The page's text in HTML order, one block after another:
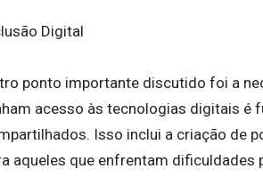
Digital
ponto importante discutido foi a
acesso às tecnologias digitais é
Isso inclui a criação de
aqueles que enfrentam